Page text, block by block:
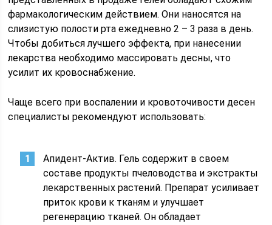
фармакологическим действием. Они наносятся на
слизистую полости рта ежедневно 2 – 3 раза в день.
Чтобы добиться лучшего эффекта, при нанесении
лекарства необходимо массировать десны, что
усилит их кровоснабжение.
Чаще всего при воспалении и кровоточивости десен
специалисты рекомендуют использовать:
Апидент-Актив. Гель содержит в своем
составе продукты пчеловодства и экстракты
лекарственных растений. Препарат усиливает
приток крови к тканям и улучшает
регенерацию тканей. Он обладает